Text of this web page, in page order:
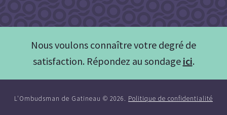
Nous voulons connaître votre degré de
satisfaction. Répondez au sondage ici.
L'Ombudsman de Gatineau © 2026. Politique de confidentialité